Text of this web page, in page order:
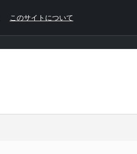
このサイトについて